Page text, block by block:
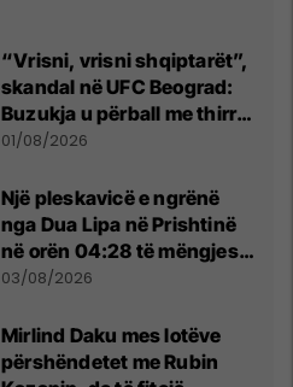
“Vrisni, vrisni shqiptarët”,
skandal në UFC Beograd:
Buzukja u përball me thirrje
anti-shqiptare nga
01/08/2026
Një pleskavicë e ngrënë
nga Dua Lipa në Prishtinë
në orën 04:28 të mëngjesit
- dhe bota digjitale serbe
03/08/2026
Mirlind Daku mes lotëve
përshëndetet me Rubin